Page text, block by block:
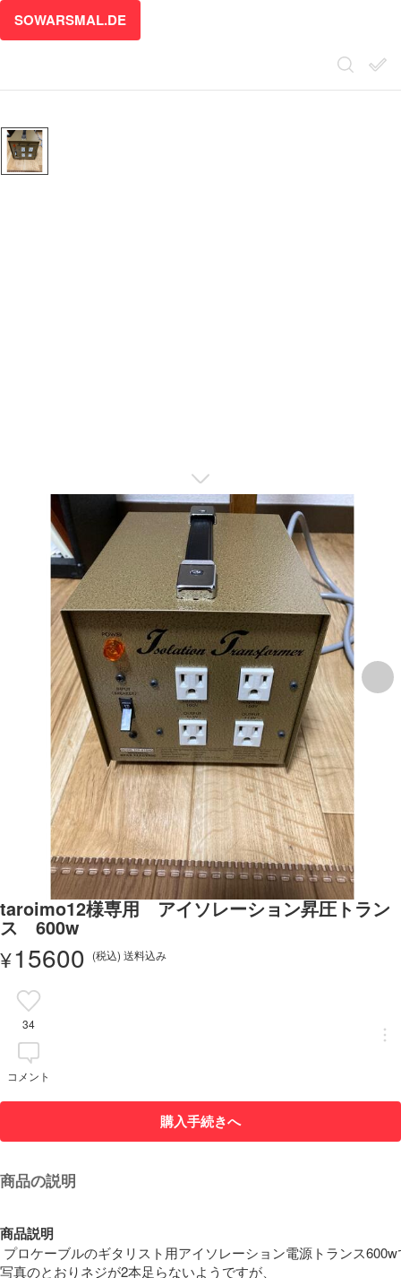
SOWARSMAL.DE
taroimo12様専用 アイソレーション昇圧トラン
ス 600w
¥15600 (税込) 送料込み
34
コメント
購入手続きへ
商品の説明
商品説明
プロケーブルのギタリスト用アイソレーション電源トランス
写真のとおりネジが2本足らないようですが、